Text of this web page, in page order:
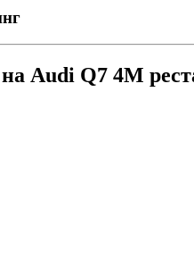
Audi Q7 4M